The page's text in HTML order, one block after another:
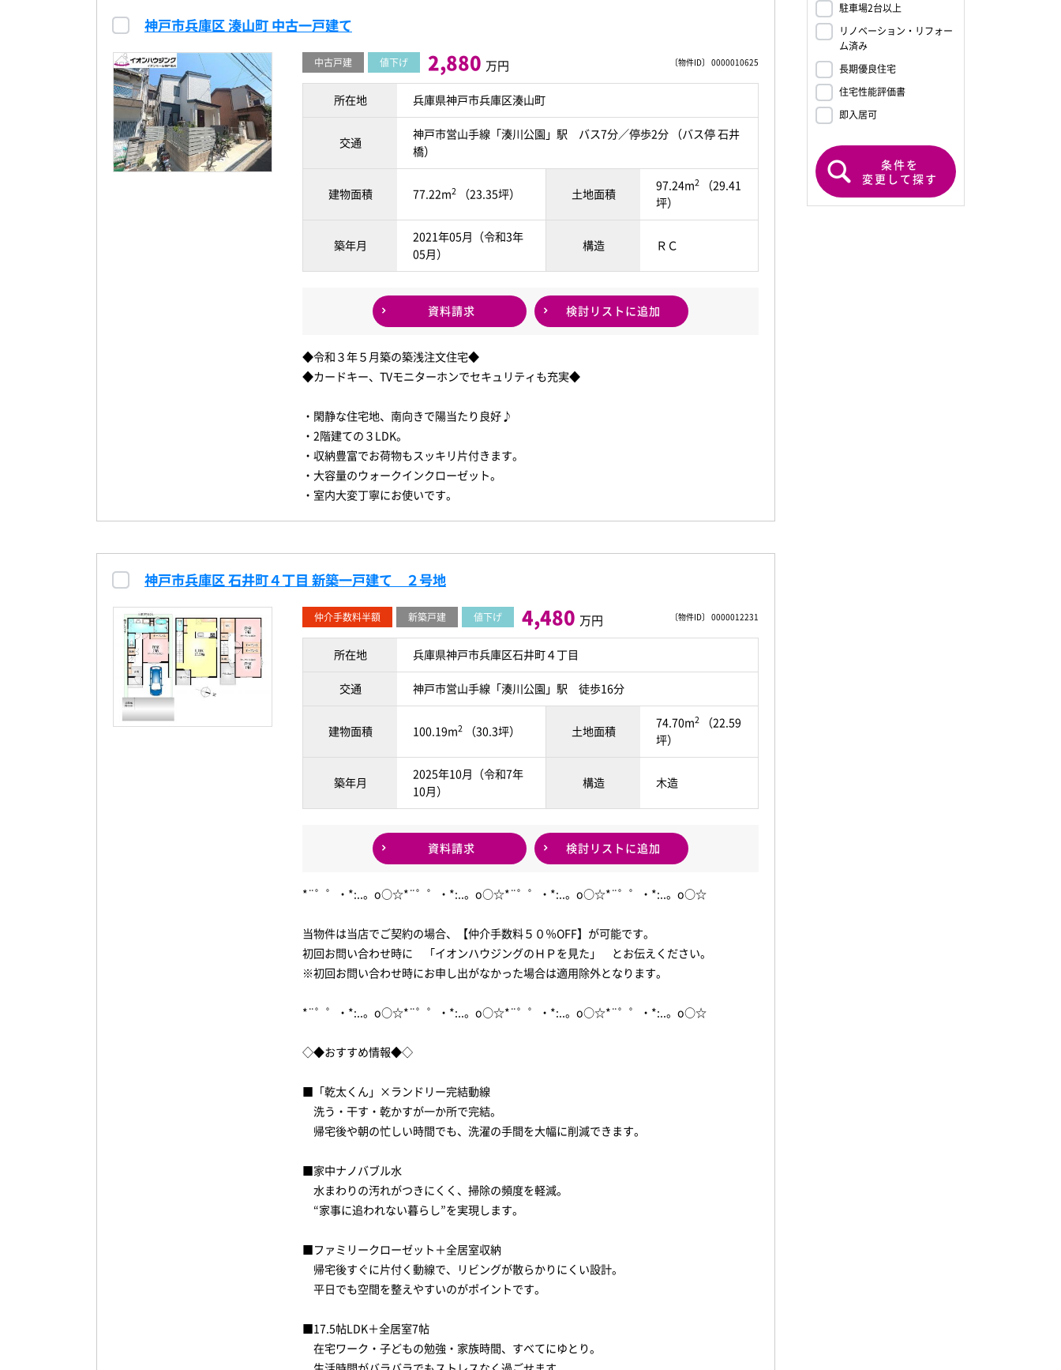
神戸市兵庫区 湊山町 中古一戸建て
〔物件ID〕 0000010625
中古戸建 値下げ 2,880 万円
所在地 兵庫県神戸市兵庫区湊山町
交通
神戸市営山手線「湊川公園」駅 バス7分／停歩2分 （バス停 石井
橋）
建物面積 77.22m2 （23.35坪） 土地面積
97.24m2
（29.41
坪）
築年月
2021年05月（令和3年
05月）
構造 ＲＣ
資料請求 検討リストに追加
◆令和３年５月築の築浅注文住宅◆
◆カードキー、TVモニターホンでセキュリティも充実◆
・閑静な住宅地、南向きで陽当たり良好♪
・2階建ての３LDK。
・収納豊富でお荷物もスッキリ片付きます。
・大容量のウォークインクローゼット。
・室内大変丁寧にお使いです。
神戸市兵庫区 石井町４丁目 新築一戸建て ２号地
〔物件ID〕 0000012231
仲介手数料半額 新築戸建 値下げ 4,480 万円
所在地 兵庫県神戸市兵庫区石井町４丁目
交通 神戸市営山手線「湊川公園」駅 徒歩16分
建物面積 100.19m2 （30.3坪） 土地面積
74.70m2
（22.59
坪）
築年月
2025年10月（令和7年
10月）
構造 木造
資料請求 検討リストに追加
*¨゜゜・*:..。o○☆*¨゜゜・*:..。o○☆*¨゜゜・*:..。o○☆*¨゜゜・*:..。o○☆
当物件は当店でご契約の場合、【仲介手数料５０％OFF】が可能です。
初回お問い合わせ時に 「イオンハウジングのＨＰを見た」 とお伝えください。
※初回お問い合わせ時にお申し出がなかった場合は適用除外となります。
*¨゜゜・*:..。o○☆*¨゜゜・*:..。o○☆*¨゜゜・*:..。o○☆*¨゜゜・*:..。o○☆
◇◆おすすめ情報◆◇
■「乾太くん」×ランドリー完結動線
洗う・干す・乾かすが一か所で完結。
帰宅後や朝の忙しい時間でも、洗濯の手間を大幅に削減できます。
■家中ナノバブル水
水まわりの汚れがつきにくく、掃除の頻度を軽減。
“家事に追われない暮らし”を実現します。
■ファミリークローゼット＋全居室収納
帰宅後すぐに片付く動線で、リビングが散らかりにくい設計。
平日でも空間を整えやすいのがポイントです。
■17.5帖LDK＋全居室7帖
在宅ワーク・子どもの勉強・家族時間、すべてにゆとり。
駐車場2台以上
リノベーション・リフォー
ム済み
長期優良住宅
住宅性能評価書
即入居可
条件を
変更して探す